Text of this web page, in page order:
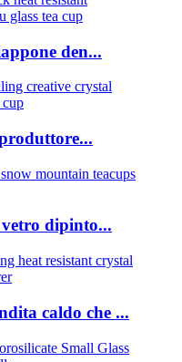
den...
vetro dipinto...
caldo che ...